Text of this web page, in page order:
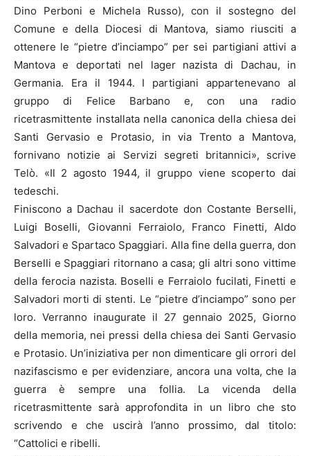
Dino Perboni e Michela Russo), con il sostegno del
Comune e della Diocesi di Mantova, siamo riusciti a
ottenere le “pietre d’inciampo” per sei partigiani attivi a
Mantova e deportati nel lager nazista di Dachau, in
Germania. Era il 1944. I partigiani appartenevano al
gruppo di Felice Barbano e, con una radio
ricetrasmittente installata nella canonica della chiesa dei
Santi Gervasio e Protasio, in via Trento a Mantova,
fornivano notizie ai Servizi segreti britannici», scrive
Telò. «Il 2 agosto 1944, il gruppo viene scoperto dai
tedeschi.
Finiscono a Dachau il sacerdote don Costante Berselli,
Luigi Boselli, Giovanni Ferraiolo, Franco Finetti, Aldo
Salvadori e Spartaco Spaggiari. Alla fine della guerra, don
Berselli e Spaggiari ritornano a casa; gli altri sono vittime
della ferocia nazista. Boselli e Ferraiolo fucilati, Finetti e
Salvadori morti di stenti. Le “pietre d’inciampo” sono per
loro. Verranno inaugurate il 27 gennaio 2025, Giorno
della memoria, nei pressi della chiesa dei Santi Gervasio
e Protasio. Un’iniziativa per non dimenticare gli orrori del
nazifascismo e per evidenziare, ancora una volta, che la
guerra è sempre una follia. La vicenda della
ricetrasmittente sarà approfondita in un libro che sto
scrivendo e che uscirà l’anno prossimo, dal titolo:
“Cattolici e ribelli.